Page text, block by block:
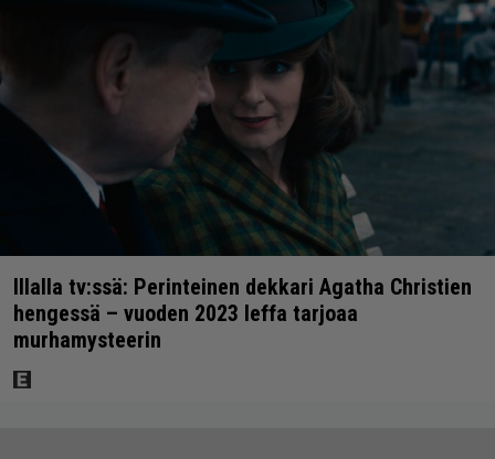
Illalla tv:ssä: Perinteinen dekkari Agatha Christien
hengessä – vuoden 2023 leffa tarjoaa
murhamysteerin